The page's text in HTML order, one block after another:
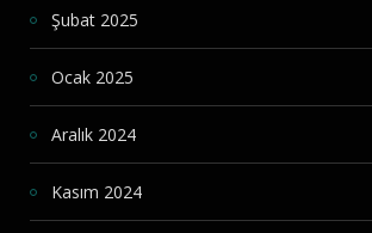
Şubat 2025
Ocak 2025
Aralık 2024
Kasım 2024